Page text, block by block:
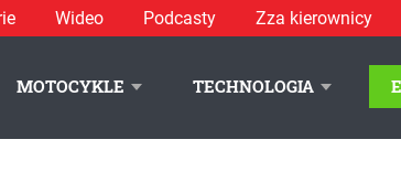
Wideo Podcasty Zza kierownicy
MOTOCYKLE TECHNOLOGIA